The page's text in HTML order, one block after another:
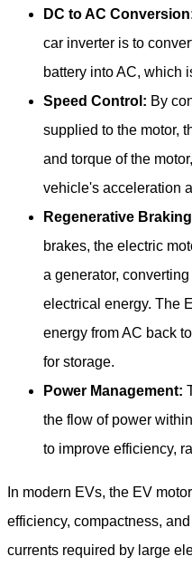
DC to AC
car inverter is to
battery into AC, which
Speed Control: By
supplied to the motor,
and torque of the
vehicle's acceleration
Regenerative
brakes, the electric
a generator,
electrical energy. The
energy from AC back
for storage.
Power Management:
the flow of power
to improve efficiency,
In modern EVs, the EV
efficiency, compactness,
currents required by large